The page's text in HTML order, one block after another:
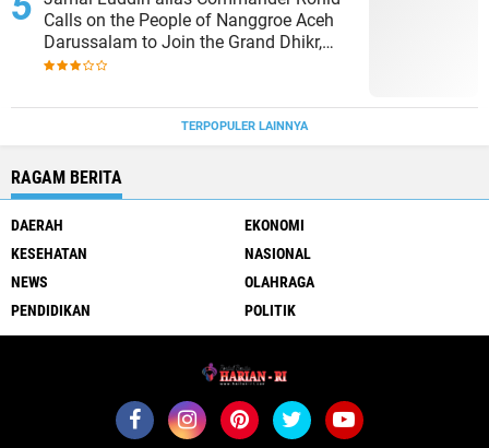
Calls on the People of Nanggroe Aceh
Darussalam to Join the Grand Dhikr,
Collective Prayer, and National Solidarity
TERPOPULER LAINNYA
RAGAM BERITA
DAERAH
EKONOMI
KESEHATAN
NASIONAL
NEWS
OLAHRAGA
PENDIDIKAN
POLITIK